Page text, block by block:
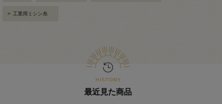
> 工業用ミシン糸
最近見た商品